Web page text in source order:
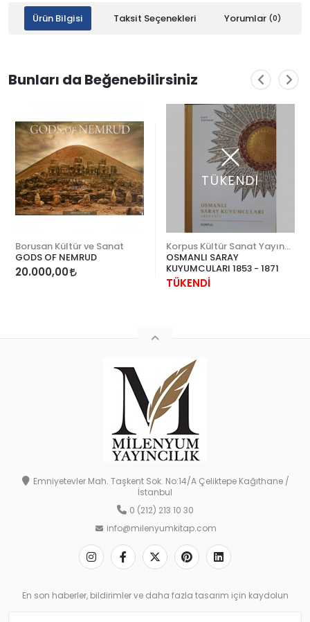
Ürün Bilgisi Taksit Seçenekleri Yorumlar (0)
Bunları da Beğenebilirsiniz
Borusan Kültür ve Sanat
GODS OF NEMRUD
20.000,00
TÜKENDİ
OSMANLI SARAY
KUYUMCULARI 1853 - 1871
TÜKENDİ
Emniyetevler Mah. Taşkent Sok. No:14/A Çeliktepe Kağıthane /
İstanbul
0 (212) 213 10 30
info@milenyumkitap.com
En son haberler, bildirimler ve daha fazla tasarım için kaydolun